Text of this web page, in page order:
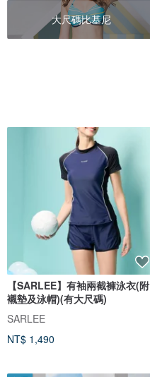
大尺碼比基尼
【SARLEE】有袖兩截褲泳衣(附
襯墊及泳帽)(有大尺碼)
SARLEE
NT$ 1,490